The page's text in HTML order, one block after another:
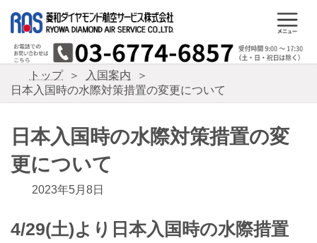
ツ
シ
トップ
入国案内
日本入国時の水際対策措置の変更について
日本入国時の水際対策措置の変
更について
2023年5月8日
4/29(土)より日本入国時の水際措置